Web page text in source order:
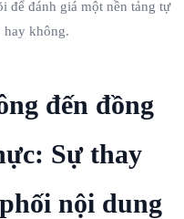
để đánh giá một nền tảng tự
hay không.
đến đồng
Sự thay
nội dung